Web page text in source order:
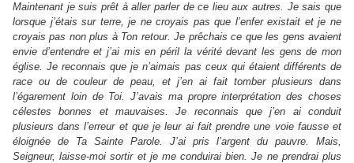
Maintenant je suis prêt à aller parler de ce lieu aux autres. Je sais que
lorsque j’étais sur terre, je ne croyais pas que l’enfer existait et je ne
croyais pas non plus à Ton retour. Je prêchais ce que les gens avaient
envie d’entendre et j’ai mis en péril la vérité devant les gens de mon
église. Je reconnais que je n’aimais pas ceux qui étaient différents de
race ou de couleur de peau, et j’en ai fait tomber plusieurs dans
l’égarement loin de Toi. J’avais ma propre interprétation des choses
célestes bonnes et mauvaises. Je reconnais que j’en ai conduit
plusieurs dans l’erreur et que je leur ai fait prendre une voie fausse et
éloignée de Ta Sainte Parole. J’ai pris l’argent du pauvre. Mais,
Seigneur, laisse-moi sortir et je me conduirai bien. Je ne prendrai plus